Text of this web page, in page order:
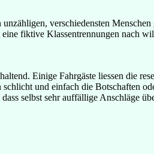
verschiedensten
fiktive Klassentrennungen nach
Einige Fahrgäste liessen die
und einfach die Botschaften
selbst sehr auffällige Anschläge